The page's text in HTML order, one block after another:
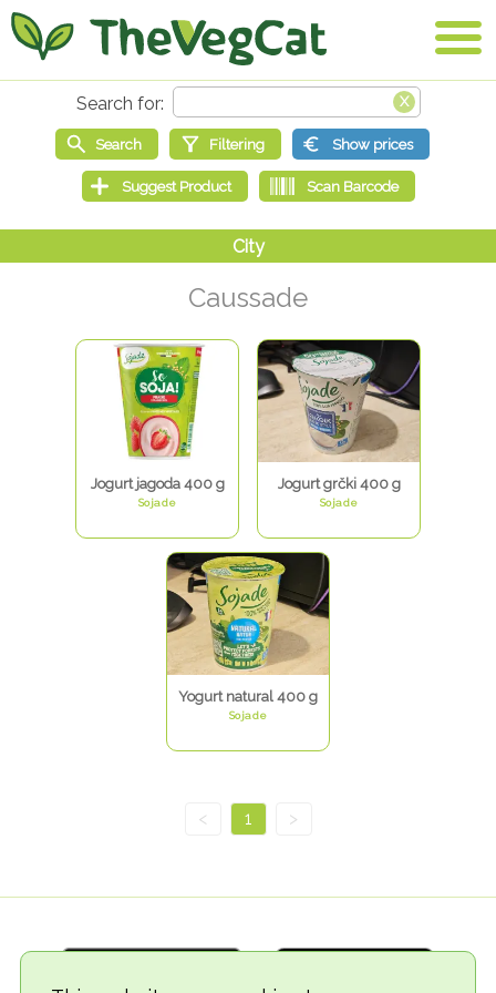
Caussade
Jogurt jagoda 400 g
Sojade
Jogurt grčki 400 g
Sojade
Yogurt natural 400 g
Sojade
< 1 >